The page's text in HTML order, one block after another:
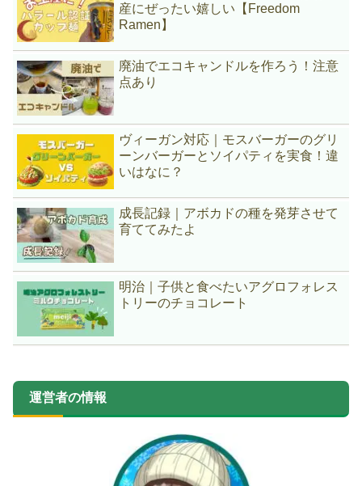
産にぜったい嬉しい【Freedom
Ramen】
廃油でエコキャンドルを作ろう！注意
点あり
ヴィーガン対応｜モスバーガーのグリ
ーンバーガーとソイパティを実食！違
いはなに？
成長記録｜アボカドの種を発芽させて
育ててみたよ
明治｜子供と食べたいアグロフォレス
トリーのチョコレート
運営者の情報